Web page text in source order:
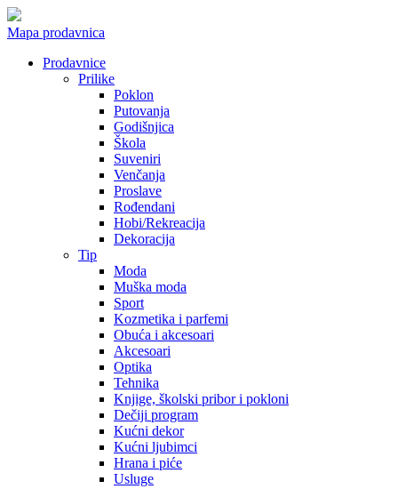
Mapa prodavnica
Prodavnice
Prilike
Poklon
Putovanja
Godišnjica
Škola
Suveniri
Venčanja
Proslave
Rođendani
Hobi/Rekreacija
Dekoracija
Tip
Moda
Muška moda
Sport
Kozmetika i parfemi
Obuća i akcesoari
Akcesoari
Optika
Tehnika
Knjige, školski pribor i pokloni
Dečiji program
Kućni dekor
Kućni ljubimci
Hrana i piće
Usluge